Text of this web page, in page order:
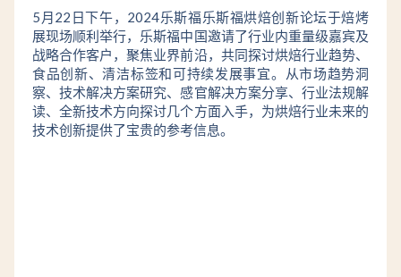
5月22日下午，2024乐斯福乐斯福烘焙创新论坛于焙烤
展现场顺利举行，乐斯福中国邀请了行业内重量级嘉宾及
战略合作客户，聚焦业界前沿，共同探讨烘焙行业趋势、
食品创新、清洁标签和可持续发展事宜。从市场趋势洞
察、技术解决方案研究、感官解决方案分享、行业法规解
读、全新技术方向探讨几个方面入手，为烘焙行业未来的
技术创新提供了宝贵的参考信息。